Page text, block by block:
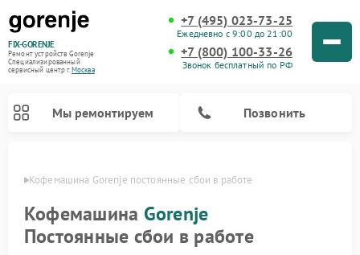
FIX-GORENJE
Ремонт устройств Gorenje
Специализированный
cервисный центр г.Москва
+7 (495) 023-73-25
Ежедневно с 9:00 до 21:00
+7 (800) 100-33-26
Звонок бесплатный по РФ
Мы ремонтируем Позвонить
Кофемашина Gorenje постоянные сбои в работе
Кофемашина Gorenje
Постоянные сбои в работе